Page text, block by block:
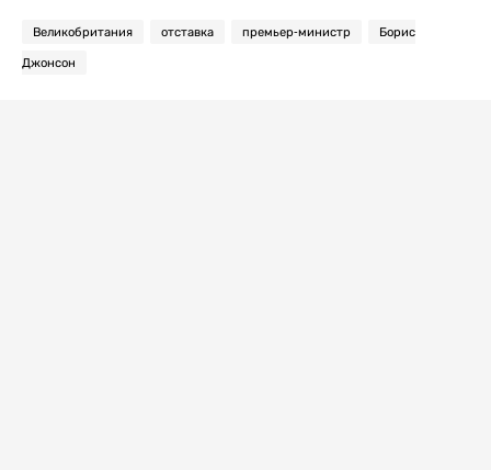
Великобритания отставка премьер-министр Борис
Джонсон